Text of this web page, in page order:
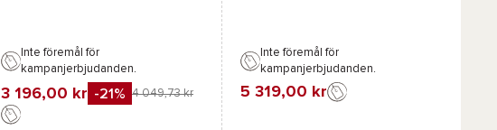
Inte föremål för
kampanjerbjudanden.
3 196,00 kr -21% 4 049,73 kr
Inte föremål för
kampanjerbjudanden.
5 319,00 kr